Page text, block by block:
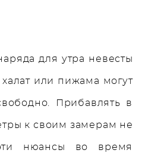
для утра невесты
халат или пижама могут
Прибавлять в
к своим замерам не
нюансы во время